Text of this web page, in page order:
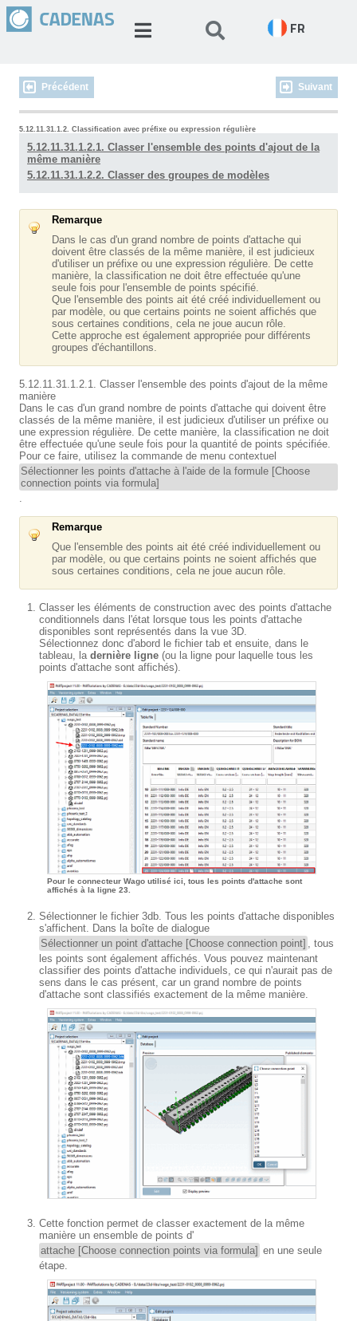
FR
Précédent Suivant
5.12.11.31.1.2. Classification avec préfixe ou expression régulière
5.12.11.31.1.2.1. Classer l'ensemble des points d'ajout de la
même manière
5.12.11.31.1.2.2. Classer des groupes de modèles
Remarque
Dans le cas d'un grand nombre de points d'attache qui
doivent être classés de la même manière, il est judicieux
d'utiliser un préfixe ou une expression régulière. De cette
manière, la classification ne doit être effectuée qu'une
seule fois pour l'ensemble de points spécifié.
Que l'ensemble des points ait été créé individuellement ou
par modèle, ou que certains points ne soient affichés que
sous certaines conditions, cela ne joue aucun rôle.
Cette approche est également appropriée pour différents
groupes d'échantillons.
5.12.11.31.1.2.1. Classer l'ensemble des points d'ajout de la même
manière
Dans le cas d'un grand nombre de points d'attache qui doivent être
classés de la même manière, il est judicieux d'utiliser un préfixe ou
une expression régulière. De cette manière, la classification ne doit
être effectuée qu'une seule fois pour la quantité de points spécifiée.
Pour ce faire, utilisez la commande de menu contextuel
Sélectionner les points d'attache à l'aide de la formule [Choose
connection points via formula]
.
Remarque
Que l'ensemble des points ait été créé individuellement ou
par modèle, ou que certains points ne soient affichés que
sous certaines conditions, cela ne joue aucun rôle.
Classer les éléments de construction avec des points d'attache
conditionnels dans l'état lorsque tous les points d'attache
disponibles sont représentés dans la vue 3D.
Sélectionnez donc d'abord le fichier tab et ensuite, dans le
tableau, la dernière ligne (ou la ligne pour laquelle tous les
points d'attache sont affichés).
Pour le connecteur Wago utilisé ici, tous les points d'attache sont
affichés à la ligne 23.
Sélectionner le fichier 3db. Tous les points d'attache disponibles
s'affichent. Dans la boîte de dialogue
Sélectionner un point d'attache [Choose connection point]
, tous
les points sont également affichés. Vous pouvez maintenant
classifier des points d'attache individuels, ce qui n'aurait pas de
sens dans le cas présent, car un grand nombre de points
d'attache sont classifiés exactement de la même manière.
Cette fonction permet de classer exactement de la même
manière un ensemble de points d'
attache [Choose connection points via formula] en une seule
étape.